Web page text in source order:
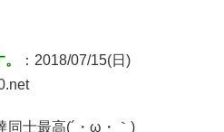
：2018/07/15(日)
同士最高(´・ω・｀)